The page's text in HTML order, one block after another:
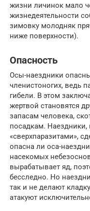
жизни личинок мало
жизнедеятельности
зимовку молодняк
ниже поверхности).
Опасность
Осы-наездники
членистоногих, ведь
гибели. В этом
жертвой становятся
запасам человека,
посадкам.
«сверхпаразитами»,
опасна ли оса-
насекомых
вырабатывает яд,
бесследно. Но
так и не делают
атакуют